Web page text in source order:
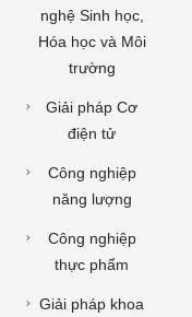
nghệ Sinh học,
Hóa học và Môi
trường
Giải pháp Cơ
điện tử
Công nghiệp
năng lượng
Công nghiệp
thực phẩm
Giải pháp khoa